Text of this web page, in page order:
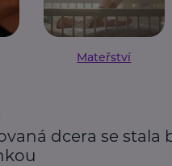
Mateřství
dcera se stala